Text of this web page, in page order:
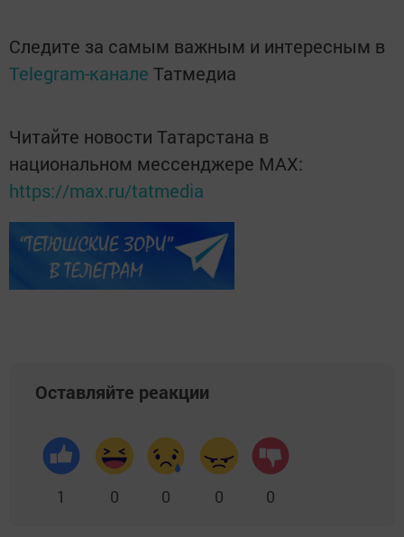
Следите за самым важным и интересным в
Telegram-канале Татмедиа
Читайте новости Татарстана в
национальном мессенджере MАХ:
https://max.ru/tatmedia
Оставляйте реакции
1 0 0 0 0